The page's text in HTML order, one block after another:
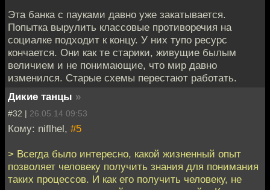
Эта банка с пауками давно уже закатывается.
Попытка вырулить классовые противоречия на
социалке подходит к концу. У них тупо ресурс
кончается. Они как те старики, живущие былым
величием и не понимающие, что мир давно
изменился. Старые схемы перестают работать.
Дикие танцы »
#32 | 26.05.14 09:53
Кому: niflhel, #5
> Всегда было интересно, какой жизненный опыт
позволяет человеку получить знания для понимания
таких процессов. И как его получить человеку, не